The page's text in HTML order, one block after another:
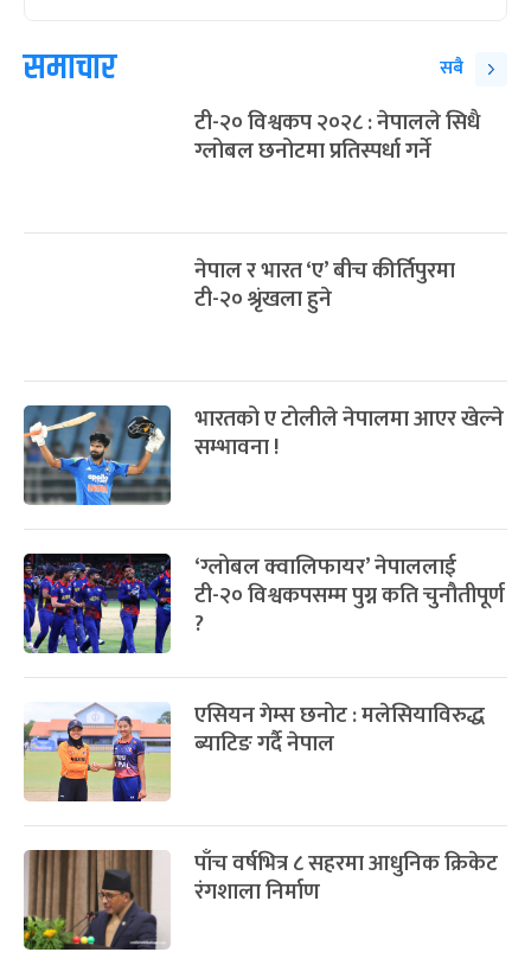
समाचार सबै
टी-२० विश्वकप २०२८ : नेपालले सिधै
ग्लोबल छनोटमा प्रतिस्पर्धा गर्ने
नेपाल र भारत ‘ए’ बीच कीर्तिपुरमा
टी-२० श्रृंखला हुने
भारतको ए टोलीले नेपालमा आएर खेल्ने
सम्भावना !
‘ग्लोबल क्वालिफायर’ नेपाललाई
टी-२० विश्वकपसम्म पुग्न कति चुनौतीपूर्ण
?
एसियन गेम्स छनोट : मलेसियाविरुद्ध
ब्याटिङ गर्दै नेपाल
पाँच वर्षभित्र ८ सहरमा आधुनिक क्रिकेट
रंगशाला निर्माण